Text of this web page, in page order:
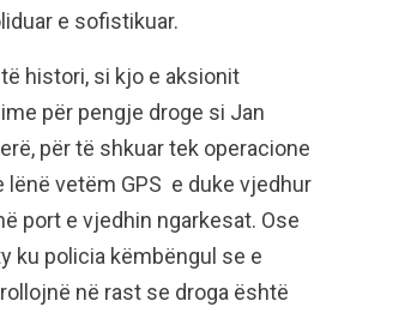
e sofistikuar.
histori, si kjo e aksionit
për pengje droge si Jan
për të shkuar tek operacione
lënë vetëm GPS e duke vjedhur
port e vjedhin ngarkesat. Ose
ku policia këmbëngul se e
në rast se droga është